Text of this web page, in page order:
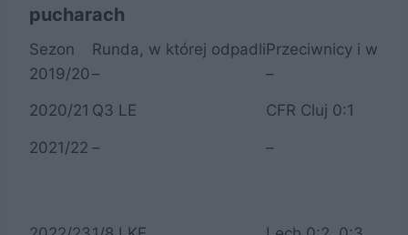
pucharach
Sezon Runda, w której odpadliPrzeciwnicy i
2019/20–
–
2020/21 Q3 LE CFR Cluj 0:1
2021/22 – –